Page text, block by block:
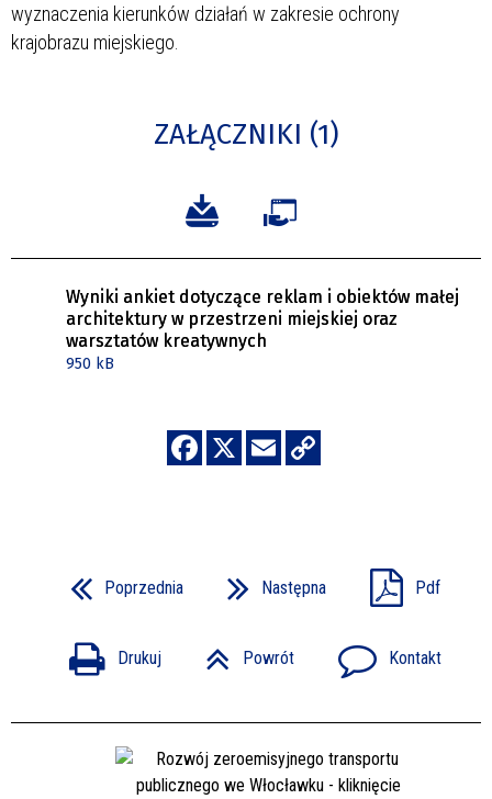
wyznaczenia kierunków działań w zakresie ochrony
krajobrazu miejskiego.
ZAŁĄCZNIKI (1)
Wyniki ankiet dotyczące reklam i obiektów małej
architektury w przestrzeni miejskiej oraz
warsztatów kreatywnych
950 kB
Poprzednia Następna Pdf
Drukuj Powrót Kontakt